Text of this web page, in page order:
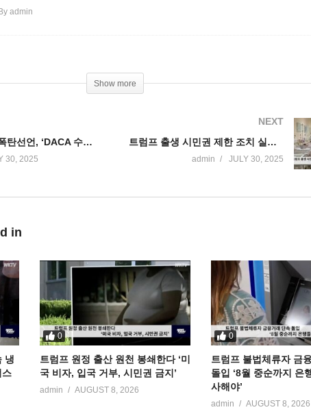
admin
Show more
국토안보부 폭탄선언, ‘DACA 수혜자들도 자기 추방, 스스로 미국 떠나라’
30, 2025
NEXT
트럼프 출생 시민권 제한 조치 실행 방안 부처별로 마련했다 ‘법원 제동 풀리면 실행’
admin JULY 30, 2025
in
냉
스
0
트럼프 원정 출산 원천 봉쇄한다 ‘미
국 비자, 입국 거부, 시민권 금지’
admin AUGUST 8, 2026
0
트럼프 불법체류자 금
돌입 ‘8월 중순까지 은
사해야’
admin AUGUST 8, 2026